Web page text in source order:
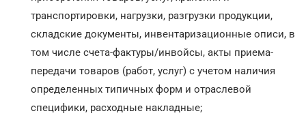
транспортировки, нагрузки, разгрузки продукции,
складские документы, инвентаризационные описи, в
том числе счета-фактуры/инвойсы, акты приема-
передачи товаров (работ, услуг) с учетом наличия
определенных типичных форм и отраслевой
специфики, расходные накладные;